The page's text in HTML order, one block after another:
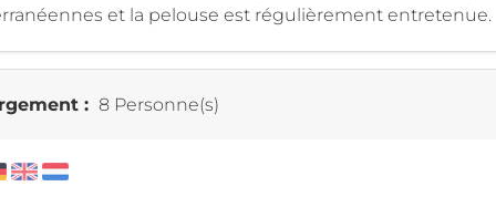
et la pelouse est régulièrement entretenue.
: 8 Personne(s)